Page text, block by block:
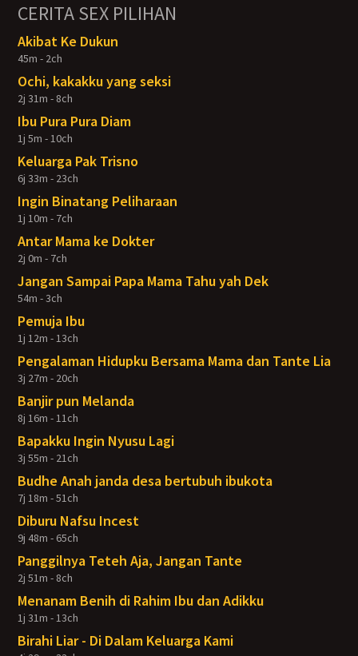
CERITA SEX PILIHAN
Akibat Ke Dukun
45m - 2ch
Ochi, kakakku yang seksi
2j 31m - 8ch
Ibu Pura Pura Diam
1j 5m - 10ch
Keluarga Pak Trisno
6j 33m - 23ch
Ingin Binatang Peliharaan
1j 10m - 7ch
Antar Mama ke Dokter
2j 0m - 7ch
Jangan Sampai Papa Mama Tahu yah Dek
54m - 3ch
Pemuja Ibu
1j 12m - 13ch
Pengalaman Hidupku Bersama Mama dan Tante Lia
3j 27m - 20ch
Banjir pun Melanda
8j 16m - 11ch
Bapakku Ingin Nyusu Lagi
3j 55m - 21ch
Budhe Anah janda desa bertubuh ibukota
7j 18m - 51ch
Diburu Nafsu Incest
9j 48m - 65ch
Panggilnya Teteh Aja, Jangan Tante
2j 51m - 8ch
Menanam Benih di Rahim Ibu dan Adikku
1j 31m - 13ch
Birahi Liar - Di Dalam Keluarga Kami